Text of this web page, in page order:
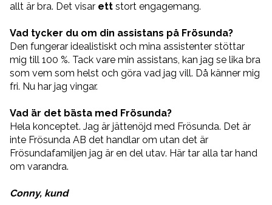
allt är bra. Det visar ett stort engagemang.
Vad tycker du om din assistans på Frösunda?
Den fungerar idealistiskt och mina assistenter stöttar
mig till 100 %. Tack vare min assistans, kan jag se lika bra
som vem som helst och göra vad jag vill. Då känner mig
fri. Nu har jag vingar.
Vad är det bästa med Frösunda?
Hela konceptet. Jag är jättenöjd med Frösunda. Det är
inte Frösunda AB det handlar om utan det är
Frösundafamiljen jag är en del utav. Här tar alla tar hand
om varandra.
Conny, kund